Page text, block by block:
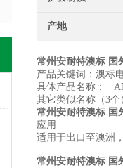
产地
常州安耐特澳标 国
产品关键词：澳标
具体产品名称：
其它类似名称（3
常州安耐特澳标 国
应用
适用于出口至澳洲
常州安耐特澳标 国